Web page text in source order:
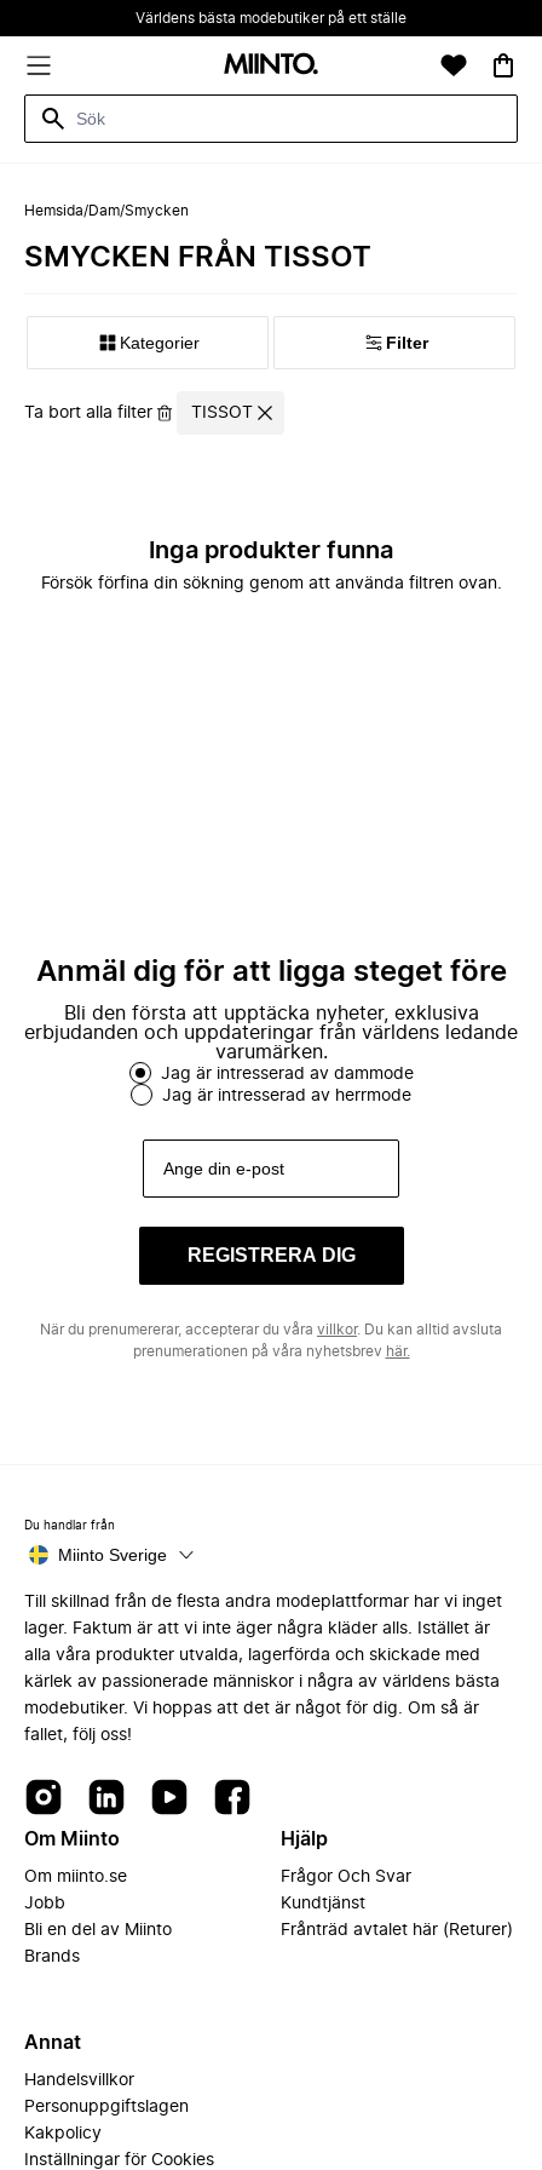
Världens bästa modebutiker på ett ställe
Hemsida/Dam/Smycken
SMYCKEN FRÅN TISSOT
Kategorier Filter
Ta bort alla filter TISSOT
Inga produkter funna
Försök förfina din sökning genom att använda filtren ovan.
Anmäl dig för att ligga steget före
Bli den första att upptäcka nyheter, exklusiva
erbjudanden och uppdateringar från världens ledande
varumärken.
Jag är intresserad av dammode
Jag är intresserad av herrmode
REGISTRERA DIG
När du prenumererar, accepterar du våra villkor. Du kan alltid avsluta
prenumerationen på våra nyhetsbrev här.
Du handlar från
Miinto Sverige
Till skillnad från de flesta andra modeplattformar har vi inget
lager. Faktum är att vi inte äger några kläder alls. Istället är
alla våra produkter utvalda, lagerförda och skickade med
kärlek av passionerade människor i några av världens bästa
modebutiker. Vi hoppas att det är något för dig. Om så är
fallet, följ oss!
Om Miinto
Om miinto.se
Jobb
Bli en del av Miinto
Brands
Hjälp
Frågor Och Svar
Kundtjänst
Frånträd avtalet här (Returer)
Annat
Handelsvillkor
Personuppgiftslagen
Kakpolicy
Inställningar för Cookies